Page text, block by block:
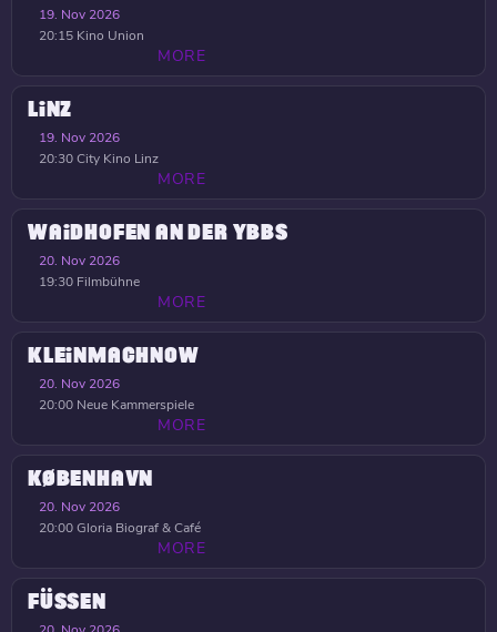
19. Nov 2026
20:15 Kino Union
MORE
LINZ
19. Nov 2026
20:30City Kino Linz
MORE
WAIDHOFEN AN DER YBBS
20. Nov 2026
19:30 Filmbühne
MORE
KLEINMACHNOW
20. Nov 2026
20:00 Neue Kammerspiele
MORE
KØBENHAVN
20. Nov 2026
20:00Gloria Biograf & Café
MORE
FÜSSEN